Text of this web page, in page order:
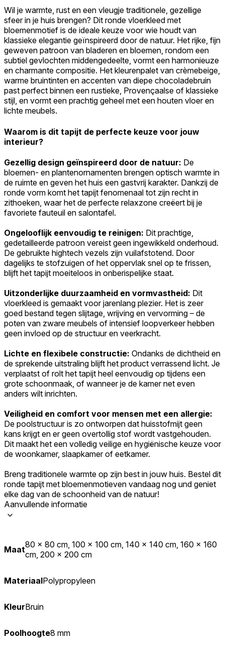
Wil je warmte, rust en een vleugje traditionele, gezellige
sfeer in je huis brengen? Dit ronde vloerkleed met
bloemenmotief is de ideale keuze voor wie houdt van
klassieke elegantie geïnspireerd door de natuur. Het rijke, fijn
geweven patroon van bladeren en bloemen, rondom een
subtiel gevlochten middengedeelte, vormt een harmonieuze
en charmante compositie. Het kleurenpalet van crèmebeige,
warme bruintinten en accenten van diepe chocoladebruin
past perfect binnen een rustieke, Provençaalse of klassieke
stijl, en vormt een prachtig geheel met een houten vloer en
lichte meubels.
Waarom is dit tapijt de perfecte keuze voor jouw
interieur?
Gezellig design geïnspireerd door de natuur: De
bloemen- en plantenornamenten brengen optisch warmte in
de ruimte en geven het huis een gastvrij karakter. Dankzij de
ronde vorm komt het tapijt fenomenaal tot zijn recht in
zithoeken, waar het de perfecte relaxzone creëert bij je
favoriete fauteuil en salontafel.
Ongelooflijk eenvoudig te reinigen: Dit prachtige,
gedetailleerde patroon vereist geen ingewikkeld onderhoud.
De gebruikte hightech vezels zijn vuilafstotend. Door
dagelijks te stofzuigen of het oppervlak snel op te frissen,
blijft het tapijt moeiteloos in onberispelijke staat.
Uitzonderlijke duurzaamheid en vormvastheid: Dit
vloerkleed is gemaakt voor jarenlang plezier. Het is zeer
goed bestand tegen slijtage, wrijving en vervorming – de
poten van zware meubels of intensief loopverkeer hebben
geen invloed op de structuur en veerkracht.
Lichte en flexibele constructie: Ondanks de dichtheid en
de sprekende uitstraling blijft het product verrassend licht. Je
verplaatst of rolt het tapijt heel eenvoudig op tijdens een
grote schoonmaak, of wanneer je de kamer net even
anders wilt inrichten.
Veiligheid en comfort voor mensen met een allergie:
De poolstructuur is zo ontworpen dat huisstofmijt geen
kans krijgt en er geen overtollig stof wordt vastgehouden.
Dit maakt het een volledig veilige en hygiënische keuze voor
de woonkamer, slaapkamer of eetkamer.
Breng traditionele warmte op zijn best in jouw huis. Bestel dit
ronde tapijt met bloemenmotieven vandaag nog und geniet
elke dag van de schoonheid van de natuur!
Aanvullende informatie
Maat80 x 80 cm, 100 x 100 cm, 140 x 140 cm, 160 x 160
cm, 200 x 200 cm
MateriaalPolypropyleen
KleurBruin
Poolhoogte8 mm